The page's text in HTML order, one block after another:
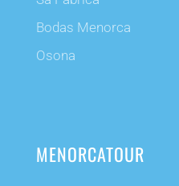
Bodas Menorca
Osona
MENORCATOUR